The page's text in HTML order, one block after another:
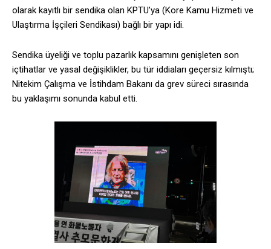
olarak kayıtlı bir sendika olan KPTU’ya (Kore Kamu Hizmeti ve
Ulaştırma İşçileri Sendikası) bağlı bir yapı idi.
Sendika üyeliği ve toplu pazarlık kapsamını genişleten son
içtihatlar ve yasal değişiklikler, bu tür iddiaları geçersiz kılmıştı;
Nitekim Çalışma ve İstihdam Bakanı da grev süreci sırasında
bu yaklaşımı sonunda kabul etti.